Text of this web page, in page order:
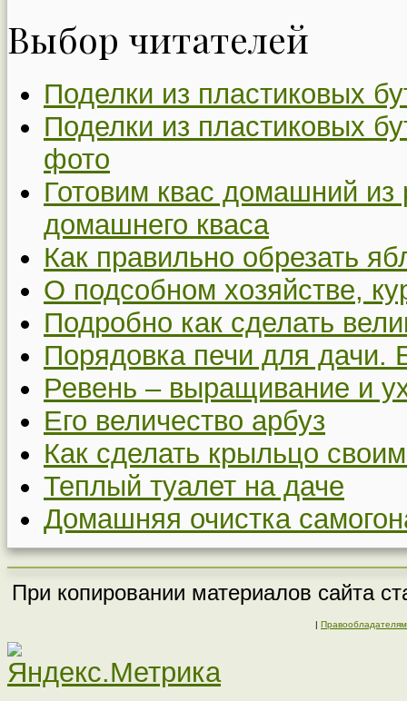
Выбор читателей
Поделки из пластиковых
Поделки из пластиковых
фото
Готовим квас домашний
домашнего кваса
Как правильно обрезать
О подсобном хозяйстве,
Подробно как сделать
Порядовка печи для дачи.
Ревень – выращивание и
Его величество арбуз
Как сделать крыльцо
Теплый туалет на даче
Домашняя очистка
При копировании материалов сайта
Правообладателям